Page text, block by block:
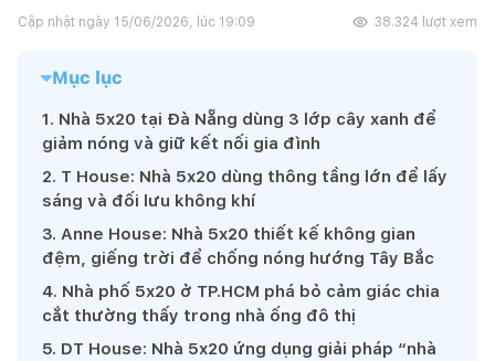
Cập nhật ngày 15/06/2026, lúc 19:09 38.324 lượt xem
Mục lục
1. Nhà 5x20 tại Đà Nẵng dùng 3 lớp cây xanh để
giảm nóng và giữ kết nối gia đình
2. T House: Nhà 5x20 dùng thông tầng lớn để lấy
sáng và đối lưu không khí
3. Anne House: Nhà 5x20 thiết kế không gian
đệm, giếng trời để chống nóng hướng Tây Bắc
4. Nhà phố 5x20 ở TP.HCM phá bỏ cảm giác chia
cắt thường thấy trong nhà ống đô thị
5. DT House: Nhà 5x20 ứng dụng giải pháp “nhà